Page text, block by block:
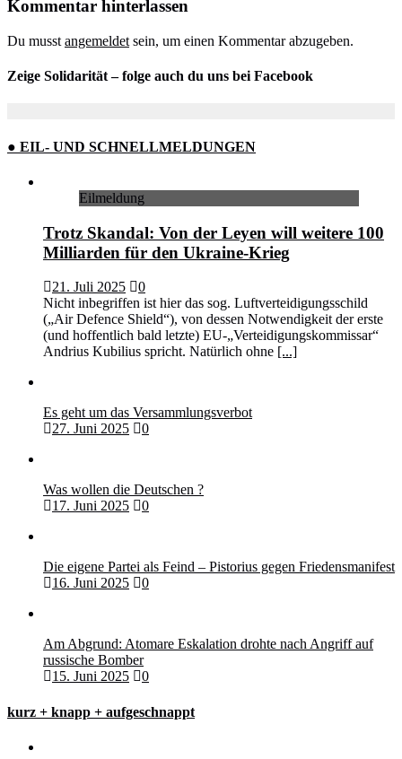
Kommentar hinterlassen
Du musst angemeldet sein, um einen Kommentar abzugeben.
Zeige Solidarität – folge auch du uns bei Facebook
● EIL- UND SCHNELLMELDUNGEN
Eilmeldung
Trotz Skandal: Von der Leyen will weitere 100
Milliarden für den Ukraine-Krieg
21. Juli 2025
0
Nicht inbegriffen ist hier das sog. Luftverteidigungsschild
(„Air Defence Shield“), von dessen Notwendigkeit der erste
(und hoffentlich bald letzte) EU-„Verteidigungskommissar“
Andrius Kubilius spricht. Natürlich ohne [...]
Es geht um das Versammlungsverbot
27. Juni 2025
0
Was wollen die Deutschen ?
17. Juni 2025
0
Die eigene Partei als Feind – Pistorius gegen Friedensmanifest
16. Juni 2025
0
Am Abgrund: Atomare Eskalation drohte nach Angriff auf
russische Bomber
15. Juni 2025
0
kurz + knapp + aufgeschnappt